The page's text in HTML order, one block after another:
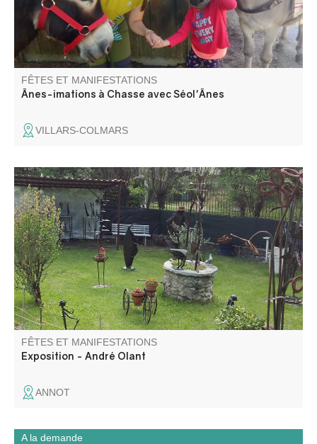
FÊTES ET MANIFESTATIONS
Ânes-imations à Chasse avec Séol'Ânes
VILLARS-COLMARS
L'art de la récup : André Olant expose ses sculptures en
fer forgé dans son atelier de la Beïte.
FÊTES ET MANIFESTATIONS
Exposition - André Olant
ANNOT
A la demande